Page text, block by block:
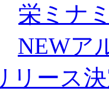
栄ミナ
NEWア
リース